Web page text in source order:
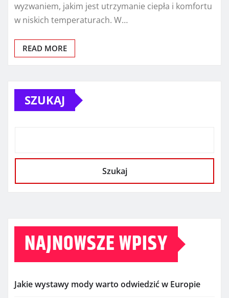
wyzwaniem, jakim jest utrzymanie ciepła i komfortu
w niskich temperaturach. W…
READ MORE
SZUKAJ
Szukaj
NAJNOWSZE WPISY
Jakie wystawy mody warto odwiedzić w Europie